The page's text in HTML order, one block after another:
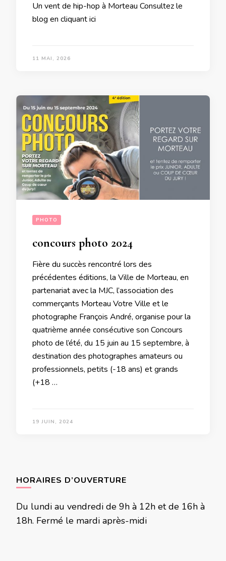
Un vent de hip-hop à Morteau Consultez le
blog en cliquant ici
11 MAI, 2026
PHOTO
concours photo 2024
Fière du succès rencontré lors des
précédentes éditions, la Ville de Morteau, en
partenariat avec la MJC, l’association des
commerçants Morteau Votre Ville et le
photographe François André, organise pour la
quatrième année consécutive son Concours
photo de l’été, du 15 juin au 15 septembre, à
destination des photographes amateurs ou
professionnels, petits (-18 ans) et grands
(+18 …
19 JUIN, 2024
HORAIRES D’OUVERTURE
Du lundi au vendredi de 9h à 12h et de 16h à
18h. Fermé le mardi après-midi